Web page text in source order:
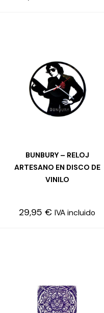
AÑADIR AL CARRITO
BUNBURY – RELOJ
ARTESANO EN DISCO DE
VINILO
29,95 € IVA incluido